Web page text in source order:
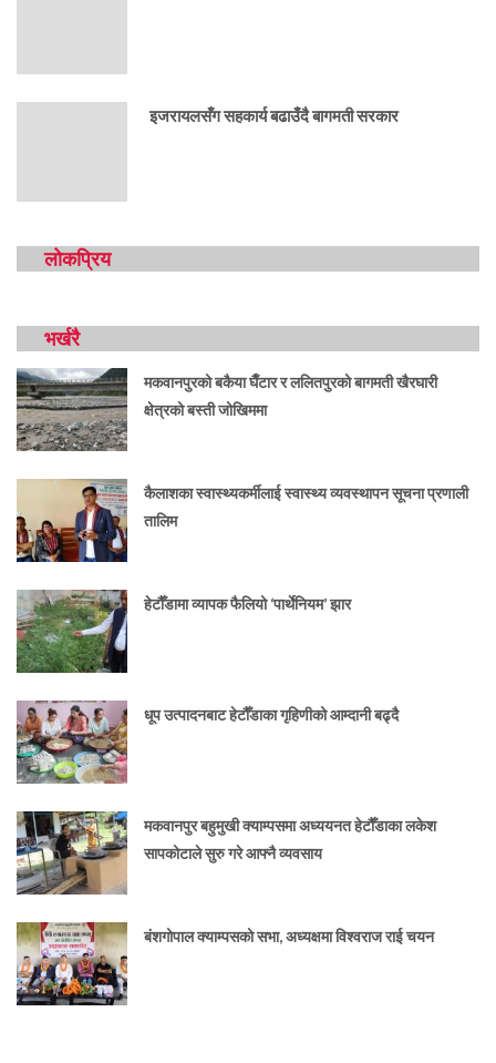
इजरायलसँग सहकार्य बढाउँदै बागमती सरकार
लोकप्रिय
भर्खरै
मकवानपुरको बकैया घैँटार र ललितपुरको बागमती खैरघारी
क्षेत्रको बस्ती जोखिममा
कैलाशका स्वास्थ्यकर्मीलाई स्वास्थ्य व्यवस्थापन सूचना प्रणाली
तालिम
हेटौँडामा व्यापक फैलियो ‘पार्थेनियम’ झार
धूप उत्पादनबाट हेटौँडाका गृहिणीको आम्दानी बढ्दै
मकवानपुर बहुमुखी क्याम्पसमा अध्ययनत हेटौँडाका लकेश
सापकोटाले सुरु गरे आफ्नै व्यवसाय
बंशगोपाल क्याम्पसको सभा, अध्यक्षमा विश्वराज राई चयन